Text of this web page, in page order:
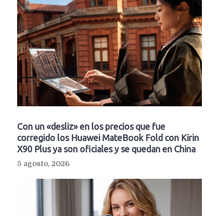
Con un «desliz» en los precios que fue
corregido los Huawei MateBook Fold con Kirin
X90 Plus ya son oficiales y se quedan en China
5 agosto, 2026